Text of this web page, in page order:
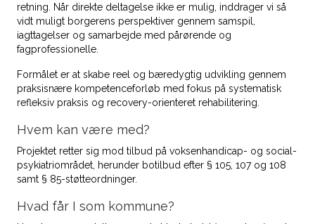
retning. Når direkte deltagelse ikke er mulig, inddrager vi så
vidt muligt borgerens perspektiver gennem samspil,
iagttagelser og samarbejde med pårørende og
fagprofessionelle.
Formålet er at skabe reel og bæredygtig udvikling gennem
praksisnære kompetenceforløb med fokus på systematisk
refleksiv praksis og recovery-orienteret rehabilitering.
Hvem kan være med?
Projektet retter sig mod tilbud på voksenhandicap- og social­
psykiatri­området, herunder botilbud efter § 105, 107 og 108
samt § 85-støtteordninger.
Hvad får I som kommune?